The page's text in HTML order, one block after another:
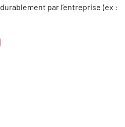
par l’entreprise (ex :